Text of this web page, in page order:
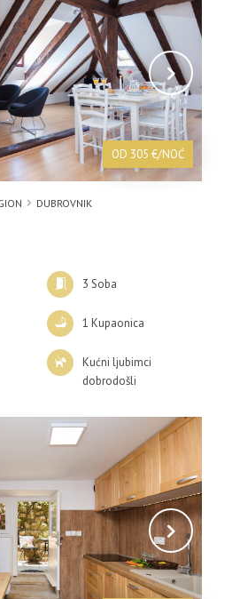
OD 305 €/NOĆ
DUBROVNIK
3 Soba
1 Kupaonica
Kućni ljubimci
dobrodošli